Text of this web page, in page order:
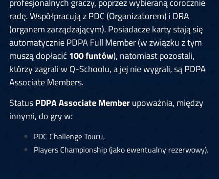
radę. Współpracują z PDC (Organizatorem) i DRA
(organem zarządzającym). Posiadacze karty stają się
automatycznie PDPA Full Member (w związku z tym
muszą dopłacić100 funtów), natomiast pozostali,
którzy zagrali w Q-Schoolu, a jej nie wygrali, są PDPA
Associate Members.
StatusPDPA Associate Memberupoważnia, między
innymi, do gry w:
PDC Challenge Touru,
Players Championship (jako ewentualny rezerwowy).